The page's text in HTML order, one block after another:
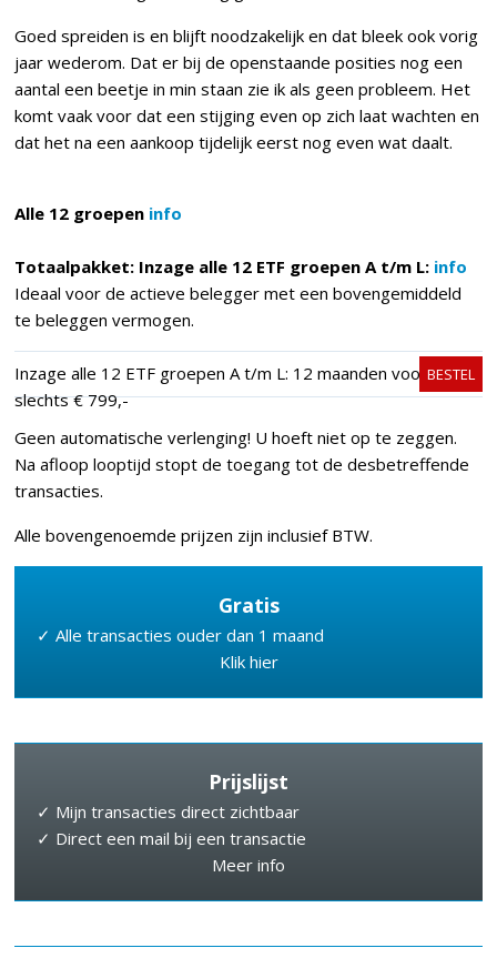
Goed spreiden is en blijft noodzakelijk en dat bleek ook vorig
jaar wederom. Dat er bij de openstaande posities nog een
aantal een beetje in min staan zie ik als geen probleem. Het
komt vaak voor dat een stijging even op zich laat wachten en
dat het na een aankoop tijdelijk eerst nog even wat daalt.
Alle 12 groepen info
Totaalpakket: Inzage alle 12 ETF groepen A t/m L: info
Ideaal voor de actieve belegger met een bovengemiddeld
te beleggen vermogen.
Inzage alle 12 ETF groepen A t/m L: 12 maanden voor
slechts € 799,-
BESTEL
Geen automatische verlenging! U hoeft niet op te zeggen.
Na afloop looptijd stopt de toegang tot de desbetreffende
transacties.
Alle bovengenoemde prijzen zijn inclusief BTW.
Gratis
✓ Alle transacties ouder dan 1 maand
Klik hier
Prijslijst
✓ Mijn transacties direct zichtbaar
✓ Direct een mail bij een transactie
Meer info